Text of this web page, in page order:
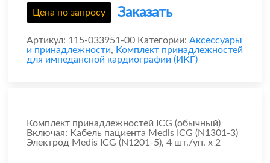
Цена по запросу Заказать
Артикул: 115-033951-00 Категории: Аксессуары
и принадлежности, Комплект принадлежностей
для импедансной кардиографии (ИКГ)
Комплект принадлежностей ICG (обычный)
Включая: Кабель пациента Medis ICG (N1301-3)
Электрод Medis ICG (N1201-5), 4 шт./уп. x 2